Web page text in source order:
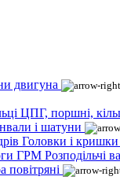
двигуна
ЦПГ, поршні,
і шатуни
Головки і кришки
Розподільчі
повітряні